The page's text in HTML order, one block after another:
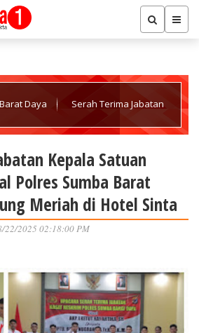
Daya Serah Terima Jabatan
Sinta
Kepala Satuan
Polres Sumba Barat
Meriah di Hotel Sinta
22/2025 02:18:00 PM